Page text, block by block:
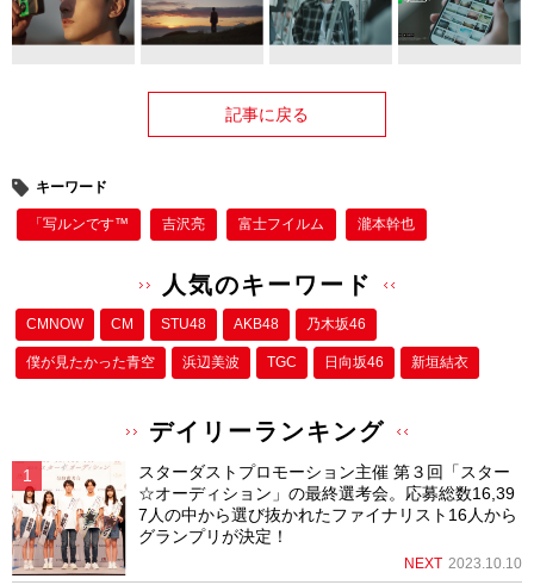
記事に戻る
キーワード
「写ルンです™ 吉沢亮 富士フイルム 瀧本幹也
人気のキーワード
CMNOW CM STU48 AKB48 乃木坂46
僕が⾒たかった⻘空 浜辺美波 TGC 日向坂46 新垣結衣
デイリーランキング
スターダストプロモーション主催 第３回「スター
☆オーディション」の最終選考会。応募総数16,39
7人の中から選び抜かれたファイナリスト16人から
グランプリが決定！
NEXT 2023.10.10